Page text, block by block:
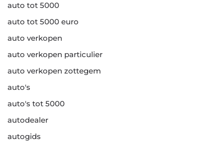
auto tot 5000
auto tot 5000 euro
auto verkopen
auto verkopen particulier
auto verkopen zottegem
auto's
auto's tot 5000
autodealer
autogids